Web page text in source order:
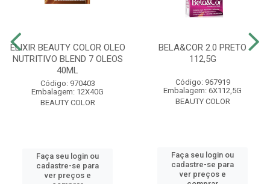
ELIXIR BEAUTY COLOR OLEO
NUTRITIVO BLEND 7 OLEOS
40ML
Código: 970403
Embalagem: 12X40G
BEAUTY COLOR
Faça seu login ou
cadastre-se para
ver preços e
BELA&COR 2.0 PRETO
112,5G
Código: 967919
Embalagem: 6X112,5G
BEAUTY COLOR
Faça seu login ou
cadastre-se para
ver preços e